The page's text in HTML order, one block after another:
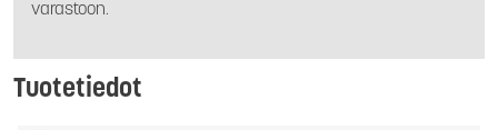
varastoon.
Tuotetiedot